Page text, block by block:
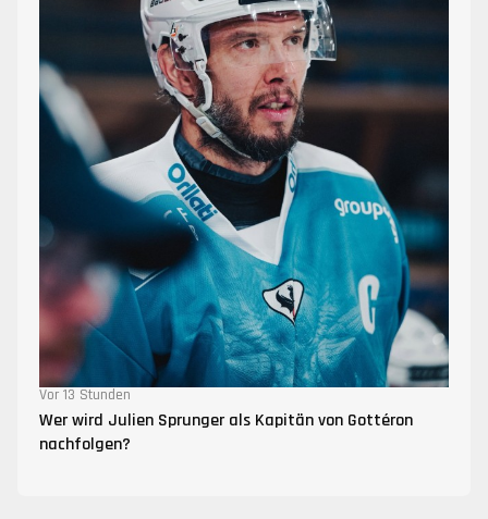
Vor 13 Stunden
Wer wird Julien Sprunger als Kapitän von Gottéron
nachfolgen?